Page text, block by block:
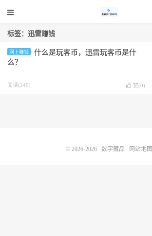
标签：迅雷赚钱
网上赚钱
什么是玩客币，迅雷玩客币是什
么？
阅读(249) 赞(0)
© 2026-2026 数字藏品 网站地图